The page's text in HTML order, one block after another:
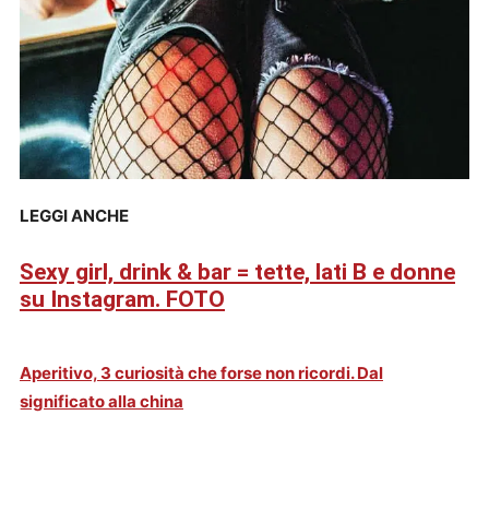
LEGGI ANCHE
Sexy girl, drink & bar = tette, lati B e donne
su Instagram. FOTO
Aperitivo, 3 curiosità che forse non ricordi. Dal
significato alla china